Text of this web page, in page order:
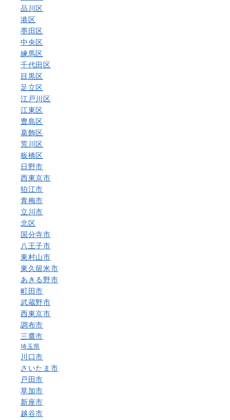
品川区
港区
墨田区
中央区
練馬区
千代田区
目黒区
足立区
江戸川区
江東区
豊島区
葛飾区
荒川区
板橋区
日野市
西東京市
狛江市
青梅市
立川市
北区
国分寺市
八王子市
東村山市
東久留米市
あきる野市
町田市
武蔵野市
西東京市
調布市
三鷹市
埼玉県
川口市
さいたま市
戸田市
草加市
新座市
越谷市